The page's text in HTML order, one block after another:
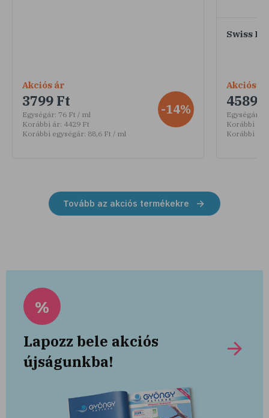
Akciós ár
3799 Ft
Egységár: 76 Ft / ml
Korábbi ár: 4429 Ft
Korábbi egységár: 88,6 Ft / ml
-14%
Swiss
Akciós ár
4589
Egységár:
Korábbi ár:
Korábbi
Tovább az akciós termékekre
%
Lapozz bele akciós
újságunkba!